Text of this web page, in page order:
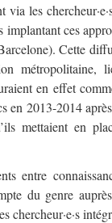
les
implantant ces
Cette
métropolitaine,
en effet
en 2013-2014
mettaient en
entre
du genre